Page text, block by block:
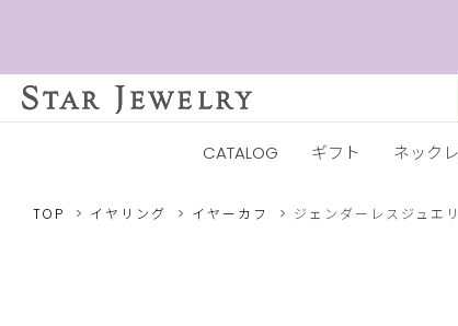
CATALOG ギフト ネック
TOP イヤリング イヤーカフ ジェンダーレスジュエ